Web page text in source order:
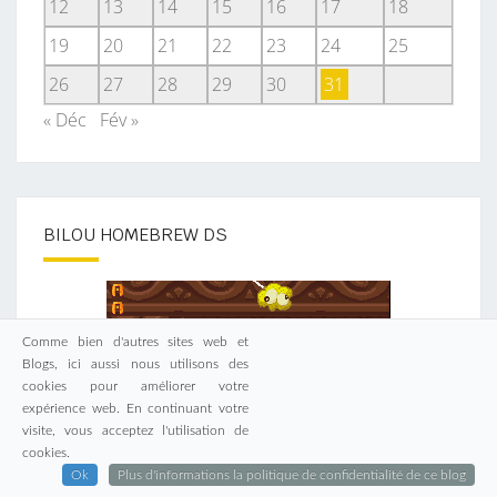
12
13 14 15 16 17
18
19
20 21 22 23 24
25
26
27 28 29 30
31
« Déc
Fév »
BILOU HOMEBREW DS
Comme bien d'autres sites web et
Blogs, ici aussi nous utilisons des
cookies pour améliorer votre
expérience web. En continuant votre
visite, vous acceptez l'utilisation de
cookies.
Ok
Plus d'informations la politique de confidentialité de ce blog